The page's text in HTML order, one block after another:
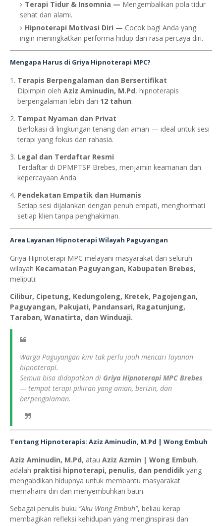
Terapi Tidur & Insomnia — Mengembalikan pola tidur
sehat dan alami.
Hipnoterapi Motivasi Diri — Cocok bagi Anda yang
ingin meningkatkan performa hidup dan rasa percaya diri.
Mengapa Harus di Griya Hipnoterapi MPC?
Terapis Berpengalaman dan Bersertifikat
Dipimpin oleh Aziz Aminudin, M.Pd, hipnoterapis
berpengalaman lebih dari 12 tahun.
Tempat Nyaman dan Privat
Berlokasi di lingkungan tenang dan aman — ideal untuk sesi
terapi yang fokus dan rahasia.
Legal dan Terdaftar Resmi
Terdaftar di DPMPTSP Brebes, menjamin keamanan dan
kepercayaan Anda.
Pendekatan Empatik dan Humanis
Setiap sesi dijalankan dengan penuh empati, menghormati
setiap klien tanpa penghakiman.
Area Layanan Hipnoterapi Wilayah Paguyangan
Griya Hipnoterapi MPC melayani masyarakat dari seluruh
wilayah Kecamatan Paguyangan, Kabupaten Brebes,
meliputi:
Cilibur, Cipetung, Kedungoleng, Kretek, Pagojengan,
Paguyangan, Pakujati, Pandansari, Ragatunjung,
Taraban, Wanatirta, dan Winduaji.
Warga Paguyangan kini tak perlu jauh mencari layanan
hipnoterapi.
Semua bisa didapatkan di Griya Hipnoterapi MPC Brebes
— tempat terapi pikiran yang aman, berizin, dan
berpengalaman.
Tentang Hipnoterapis: Aziz Aminudin, M.Pd | Wong Embuh
Aziz Aminudin, M.Pd, atau Aziz Azmin | Wong Embuh,
adalah praktisi hipnoterapi, penulis, dan pendidik yang
mengabdikan hidupnya untuk membantu masyarakat
memahami diri dan menyembuhkan batin.
Sebagai penulis buku “Aku Wong Embuh”, beliau kerap
membagikan refleksi kehidupan yang menginspirasi dan